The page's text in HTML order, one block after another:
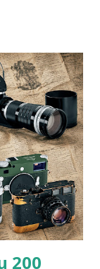
nhiếp ảnh gia
Private Photo
Nhất cuộc
De
là nhiếp ảnh
trong 8 năm
200